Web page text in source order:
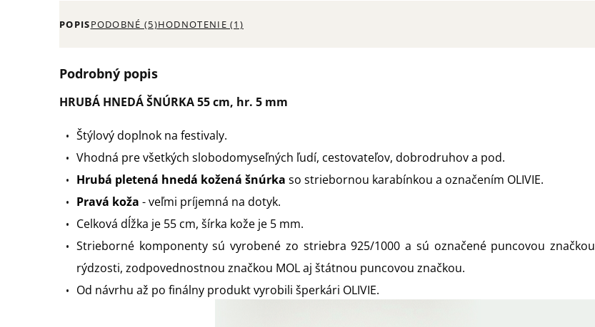
POPISPODOBNÉ (5)HODNOTENIE (1)
Podrobný popis
HRUBÁ HNEDÁ ŠNÚRKA 55 cm, hr. 5 mm
Štýlový doplnok na festivaly.
Vhodná pre všetkých slobodomyseľných ľudí, cestovateľov, dobrodruhov a pod.
Hrubá pletená hnedá kožená šnúrka so striebornou karabínkou a označením OLIVIE.
Pravá koža - veľmi príjemná na dotyk.
Celková dĺžka je 55 cm, šírka kože je 5 mm.
Strieborné komponenty sú vyrobené zo striebra 925/1000 a sú označené puncovou značkou
rýdzosti, zodpovednostnou značkou MOL aj štátnou puncovou značkou.
Od návrhu až po finálny produkt vyrobili šperkári OLIVIE.